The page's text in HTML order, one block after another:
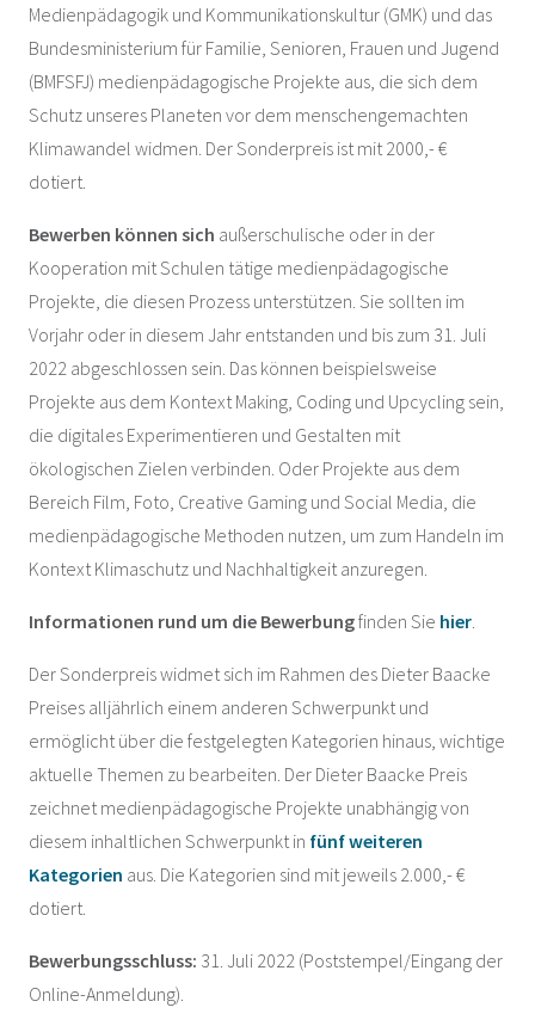
Medienpädagogik und Kommunikationskultur (GMK) und das
Bundesministerium für Familie, Senioren, Frauen und Jugend
(BMFSFJ) medienpädagogische Projekte aus, die sich dem
Schutz unseres Planeten vor dem menschengemachten
Klimawandel widmen. Der Sonderpreis ist mit 2000,- €
dotiert.
Bewerben können sich außerschulische oder in der
Kooperation mit Schulen tätige medienpädagogische
Projekte, die diesen Prozess unterstützen. Sie sollten im
Vorjahr oder in diesem Jahr entstanden und bis zum 31. Juli
2022 abgeschlossen sein. Das können beispielsweise
Projekte aus dem Kontext Making, Coding und Upcycling sein,
die digitales Experimentieren und Gestalten mit
ökologischen Zielen verbinden. Oder Projekte aus dem
Bereich Film, Foto, Creative Gaming und Social Media, die
medienpädagogische Methoden nutzen, um zum Handeln im
Kontext Klimaschutz und Nachhaltigkeit anzuregen.
Informationen rund um die Bewerbungfinden Sie hier
Der Sonderpreis widmet sich im Rahmen des Dieter Baacke
Preises alljährlich einem anderen Schwerpunkt und
ermöglicht über die festgelegten Kategorien hinaus, wichtige
aktuelle Themen zu bearbeiten. Der Dieter Baacke Preis
zeichnet medienpädagogische Projekte unabhängig von
diesem inhaltlichen Schwerpunkt in fünf weiteren
Kategorien aus. Die Kategorien sind mit jeweils 2.000,- €
dotiert.
Bewerbungsschluss: 31. Juli 2022 (Poststempel/Eingang der
Online-Anmeldung).